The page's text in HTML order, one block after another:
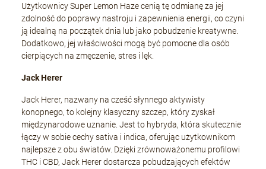
Użytkownicy Super Lemon Haze cenią tę odmianę za jej
zdolność do poprawy nastroju i zapewnienia energii, co czyni
ją idealną na początek dnia lub jako pobudzenie kreatywne.
Dodatkowo, jej właściwości mogą być pomocne dla osób
cierpiących na zmęczenie, stres i lęk.
Jack Herer
Jack Herer, nazwany na cześć słynnego aktywisty
konopnego, to kolejny klasyczny szczep, który zyskał
międzynarodowe uznanie. Jest to hybryda, która skutecznie
łączy w sobie cechy sativa i indica, oferując użytkownikom
najlepsze z obu światów. Dzięki zrównoważonemu profilowi
THC i CBD, Jack Herer dostarcza pobudzających efektów